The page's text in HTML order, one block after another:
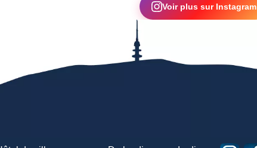
Voir plus sur Instagram